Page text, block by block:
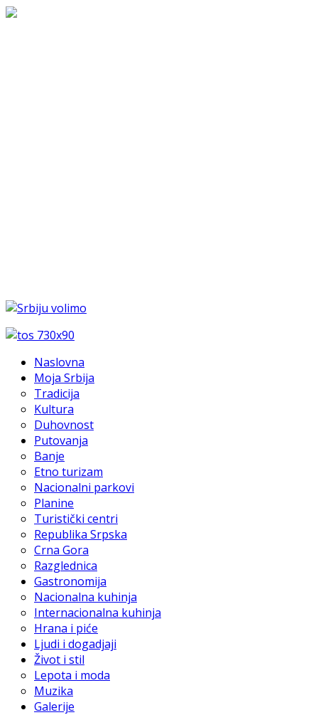
Naslovna
Moja Srbija
Tradicija
Kultura
Duhovnost
Putovanja
Banje
Etno turizam
Nacionalni parkovi
Planine
Turistički centri
Republika Srpska
Crna Gora
Razglednica
Gastronomija
Nacionalna kuhinja
Internacionalna kuhinja
Hrana i piće
Ljudi i dogadjaji
Život i stil
Lepota i moda
Muzika
Galerije